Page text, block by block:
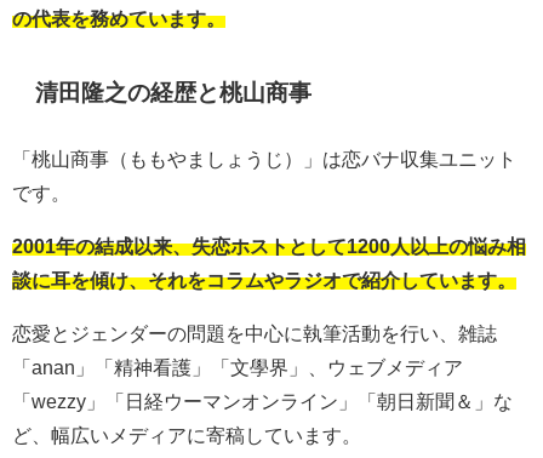
の代表を務めています。
清田隆之の経歴と桃山商事
「桃山商事（ももやましょうじ）」は恋バナ収集ユニット
です。
2001年の結成以来、失恋ホストとして1200人以上の悩み相
談に耳を傾け、それをコラムやラジオで紹介しています。
恋愛とジェンダーの問題を中心に執筆活動を行い、雑誌
「anan」「精神看護」「文學界」、ウェブメディア
「wezzy」「日経ウーマンオンライン」「朝日新聞＆」な
ど、幅広いメディアに寄稿しています。